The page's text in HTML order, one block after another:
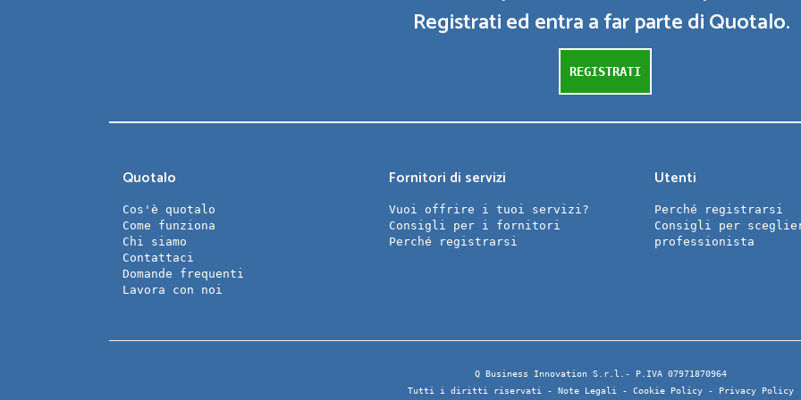
Registrati ed entra a far parte di Quotalo.
REGISTRATI
Quotalo
Cos'è quotalo
Come funziona
Chi siamo
Contattaci
Domande frequenti
Lavora con noi
Fornitori di servizi
Vuoi offrire i tuoi servizi?
Consigli per i fornitori
Perché registrarsi
Utenti
Perché registrarsi
Consigli per
professionista
Q Business Innovation S.r.l.- P.IVA 07971870964
Tutti i diritti riservati - Note Legali - Cookie Policy - Privacy Policy